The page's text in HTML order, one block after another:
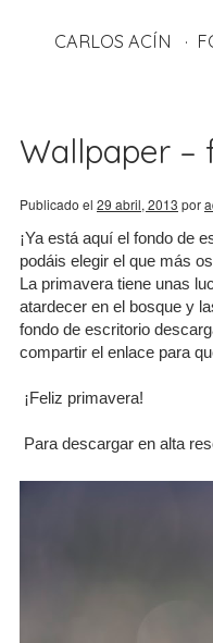
CARLOS ACÍN
Wallpaper –
Publicado el 29 abril, 2013 por
¡Ya está aquí el fondo de
podáis elegir el que más
La primavera tiene unas
atardecer en el bosque y
fondo de escritorio
compartir el enlace para
¡Feliz primavera!
Para descargar en alta